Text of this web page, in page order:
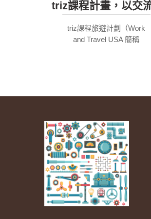
triz課程旅遊計劃（Work
and Travel USA 簡稱
類簽證，主要目的為提供世
美國文化的機會。不同於其
他國家的打工度假的是，美
國政府僅限於學生身分申請
（應屆畢業也行），這個計
畫以交流為主、打工賺錢為
輔。